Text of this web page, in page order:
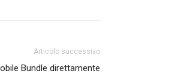
Articolo successivo
Bundle direttamente